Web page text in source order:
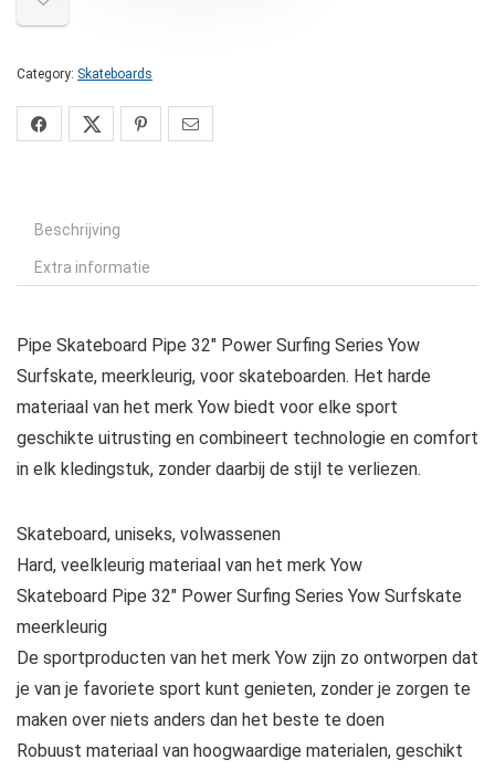
Category: Skateboards
Beschrijving
Extra informatie
Pipe Skateboard Pipe 32″ Power Surfing Series Yow
Surfskate, meerkleurig, voor skateboarden. Het harde
materiaal van het merk Yow biedt voor elke sport
geschikte uitrusting en combineert technologie en comfort
in elk kledingstuk, zonder daarbij de stijl te verliezen.
Skateboard, uniseks, volwassenen
Hard, veelkleurig materiaal van het merk Yow
Skateboard Pipe 32″ Power Surfing Series Yow Surfskate
meerkleurig
De sportproducten van het merk Yow zijn zo ontworpen dat
je van je favoriete sport kunt genieten, zonder je zorgen te
maken over niets anders dan het beste te doen
Robuust materiaal van hoogwaardige materialen, geschikt